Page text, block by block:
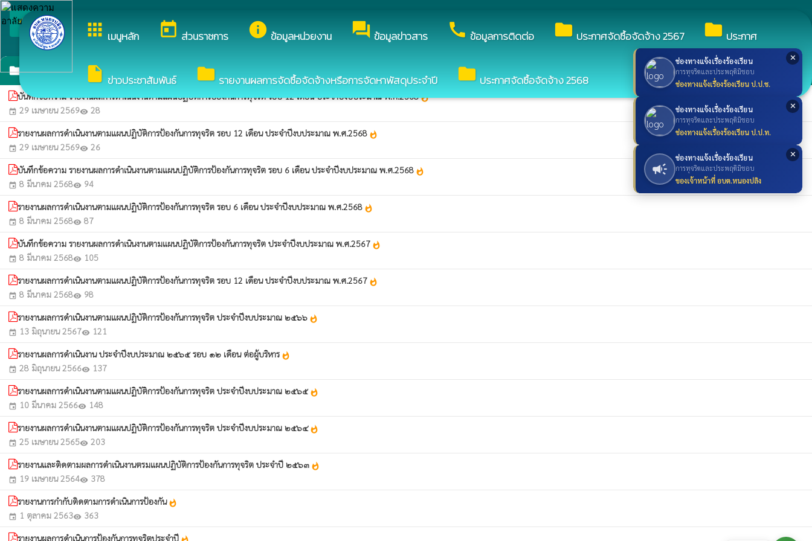
✕
ช่องทางแจ้งเรื่องร้องเรียน
การทุจริตและประพฤติมิชอบ
ช่องทางแจ้งเรื่องร้องเรียน ป.ป.ช.
✕
ช่องทางแจ้งเรื่องร้องเรียน
การทุจริตและประพฤติมิชอบ
ช่องทางแจ้งเรื่องร้องเรียน ป.ป.ท.
✕
campaign
ช่องทางแจ้งเรื่องร้องเรียน
การทุจริตและประพฤติมิชอบ
ของเจ้าหน้าที่ อบต.หนองปลิง
apps เมนูหลัก today ส่วนราชการ info ข้อมูลหน่วยงาน forum ข้อมูลข่าวสาร call ข้อมูลการติดต่อ folder ประกาศจัดซื้อจัดจ้าง 2567 folder ประกาศ
insert_drive_file ข่าวประชาสัมพันธ์ folder รายงานผลการจัดซื้อจัดจ้างหรือการจัดหาพัสดุประจำปี folder ประกาศจัดซื้อจัดจ้าง 2568
arrow_back_ios กลับเมนูหลัก ยินดีต้อนรับสู่เว็บไซต์ของ องค์การบริหารส่วนตำบลหนองปลิง
folderรายงานผลการดำเนินการป้องกันการทุจริตประจำปี
บันทึกข้อความ รายงานผลการดำเนินงานตามแผนปฏิบัติการป้องกันการทุจริต รอบ 12 เดือน ประจำปีงบประมาณ พ.ศ.2568whatshot
event 29 เมษายน 2569visibility 28
รายงานผลการดำเนินงานตามแผนปฏิบัติการป้องกันการทุจริต รอบ 12 เดือน ประจำปีงบประมาณ พ.ศ.2568 whatshot
event 29 เมษายน 2569visibility 26
บันทึกข้อความ รายงานผลการดำเนินงานตามแผนปฏิบัติการป้องกันการทุจริต รอบ 6 เดือน ประจำปีงบประมาณ พ.ศ.2568 whatshot
event 8 มีนาคม 2568visibility 94
รายงานผลการดำเนินงานตามแผนปฏิบัติการป้องกันการทุจริต รอบ 6 เดือน ประจำปีงบประมาณ พ.ศ.2568 whatshot
event 8 มีนาคม 2568visibility 87
บันทึกข้อความ รายงานผลการดำเนินงานตามแผนปฏิบัติการป้องกันการทุจริต ประจำปีงบประมาณ พ.ศ.2567 whatshot
event 8 มีนาคม 2568visibility 105
รายงานผลการดำเนินงานตามแผนปฏิบัติการป้องกันการทุจริต รอบ 12 เดือน ประจำปีงบประมาณ พ.ศ.2567 whatshot
event 8 มีนาคม 2568visibility 98
รายงานผลการดำเนินงานตามแผนปฏิบัติการป้องกันการทุจริต ประจำปีงบประมาณ ๒๕๖๖ whatshot
event 13 มิถุนายน 2567visibility 121
รายงานผลการดำเนินงาน ประจำปีงบประมาณ ๒๕๖๕ รอบ ๑๒ เดือน ต่อผู้บริหาร whatshot
event 28 มิถุนายน 2566visibility 137
รายงานผลการดำเนินงานตามแผนปฏิบัติการป้องกันการทุจริต ประจำปีงบประมาณ ๒๕๖๕whatshot
event 10 มีนาคม 2566visibility 148
รายงานผลการดำเนินงานตามแผนปฏิบัติการป้องกันการทุจริต ประจำปีงบประมาณ ๒๕๖๔whatshot
event 25 เมษายน 2565visibility 203
รายงานและติดตามผลการดำเนินงานตรมแผนปฏิบัติการป้องกันการทุจริต ประจำปี ๒๕๖๓ whatshot
event 19 เมษายน 2564visibility 378
รายงานการกำกับติดตามการดำเนินการป้องกันwhatshot
event 1 ตุลาคม 2563visibility 363
รายงานผลการดำเนินการป้องกันการทุจริตประจำปี